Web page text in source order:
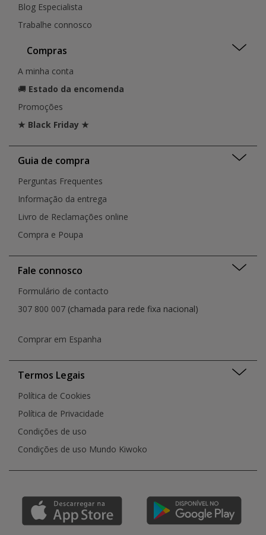
Blog Especialista
Trabalhe connosco
Compras
A minha conta
🚚 Estado da encomenda
Promoções
★ Black Friday ★
Guia de compra
Perguntas Frequentes
Informação da entrega
Livro de Reclamações online
Compra e Poupa
Fale connosco
Formulário de contacto
307 800 007 (chamada para rede fixa nacional)
Comprar em Espanha
Termos Legais
Política de Cookies
Política de Privacidade
Condições de uso
Condições de uso Mundo Kiwoko